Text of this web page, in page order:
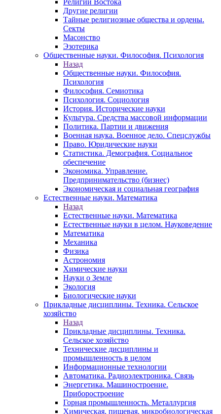
Религии Востока
Другие религии
Тайные религиозные общества и ордены.
Секты
Масонство
Эзотерика
Общественные науки. Философия. Психология
Назад
Общественные науки. Философия.
Психология
Философия. Семиотика
Психология. Социология
История. Исторические науки
Культура. Средства массовой информации
Политика. Партии и движения
Военная наука. Военное дело. Спецслужбы
Право. Юридические науки
Статистика. Демография. Социальное
обеспечение
Экономика. Управление.
Предпринимательство (бизнес)
Экономическая и социальная география
Естественные науки. Математика
Назад
Естественные науки. Математика
Естественные науки в целом. Науковедение
Математика
Механика
Физика
Астрономия
Химические науки
Науки о Земле
Экология
Биологические науки
Прикладные дисциплины. Техника. Сельское
хозяйство
Назад
Прикладные дисциплины. Техника.
Сельское хозяйство
Технические дисциплины и
промышленность в целом
Информационные технологии
Автоматика. Радиоэлектроника. Связь
Энергетика. Машиностроение.
Приборостроение
Горная промышленность. Металлургия
Химическая, пищевая, микробиологическая